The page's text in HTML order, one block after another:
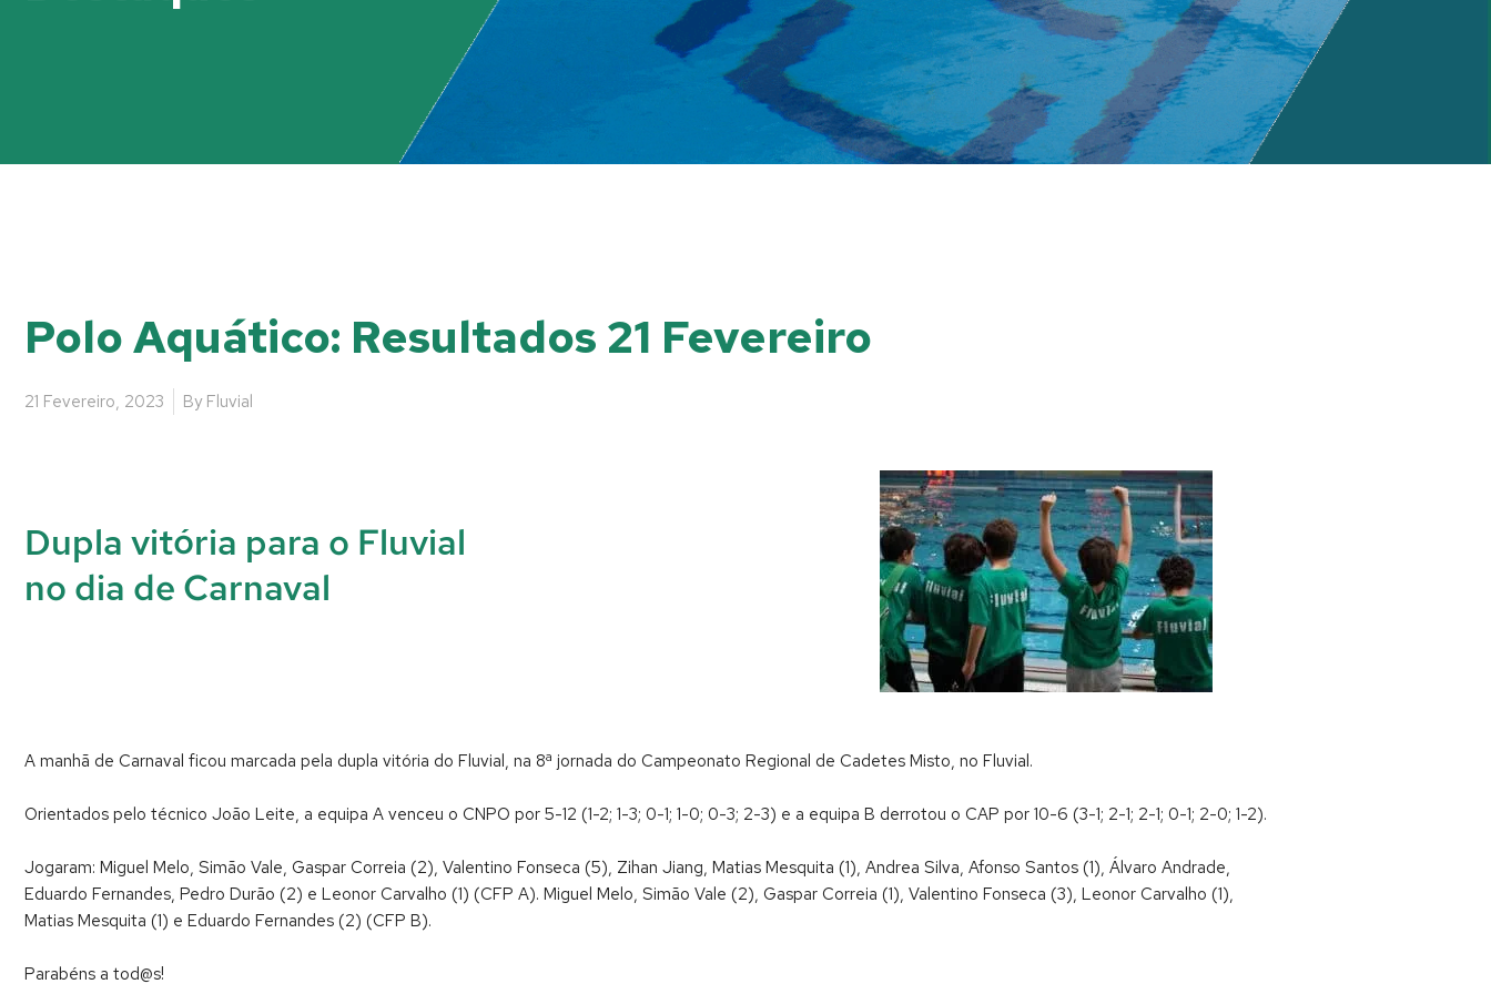
Polo Aquático: Resultados 21 Fevereiro
21 Fevereiro, 2023 By Fluvial
Dupla vitória para o Fluvial
no dia de Carnaval
A manhã de Carnaval ficou marcada pela dupla vitória do Fluvial, na 8ª jornada do Campeonato Regional de Cadetes Misto, no Fluvial.
Orientados pelo técnico João Leite, a equipa A venceu o CNPO por 5-12 (1-2; 1-3; 0-1; 1-0; 0-3; 2-3) e a equipa B derrotou o CAP por 10-6 (3-1; 2-1; 2-1; 0-1; 2-0; 1-2).
Jogaram: Miguel Melo, Simão Vale, Gaspar Correia (2), Valentino Fonseca (5), Zihan Jiang, Matias Mesquita (1), Andrea Silva, Afonso Santos (1), Álvaro Andrade,
Eduardo Fernandes, Pedro Durão (2) e Leonor Carvalho (1) (CFP A). Miguel Melo, Simão Vale (2), Gaspar Correia (1), Valentino Fonseca (3), Leonor Carvalho (1),
Matias Mesquita (1) e Eduardo Fernandes (2) (CFP B).
Parabéns a tod@s!